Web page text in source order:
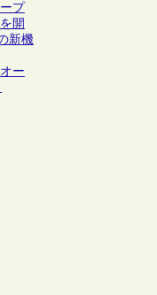
プ
開
新機
ー